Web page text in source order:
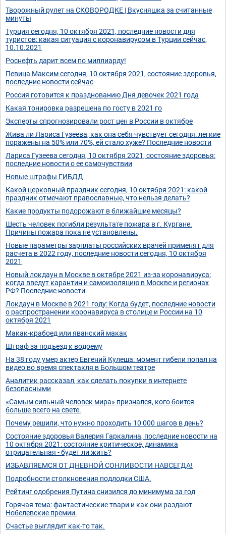
Творожный рулет на СКОВОРОДКЕ | Вкусняшка за считанные
минуты
Турция сегодня, 10 октября 2021, последние новости для
туристов: какая ситуация с коронавирусом в Турции сейчас,
10.10.2021
Роснефть дарит всем по миллиарду!
Певица Максим сегодня, 10 октября 2021, состояние здоровья,
последние новости сейчас
Россия готовится к празднованию Дня девочек 2021 года
Какая тонировка разрешена по госту в 2021 го
Эксперты спрогнозировали рост цен в России в октябре
Жива ли Лариса Гузеева, как она себя чувствует сегодня: легкие
поражены на 50% или 70%, ей стало хуже? Последние новости
Лариса Гузеева сегодня, 10 октября 2021, состояние здоровья:
последние новости о ее самочувствии
Новые штрафы ГИБДД
Какой церковный праздник сегодня, 10 октября 2021: какой
праздник отмечают православные, что нельзя делать?
Какие продукты подорожают в ближайшие месяцы?
Шесть человек погибли результате пожара в г. Кургане.
Причины пожара пока не установлены.
Новые параметры зарплаты российских врачей применят для
расчета в 2022 году, последние новости сегодня, 10 октября
2021
Новый локдаун в Москве в октябре 2021 из-за коронавируса:
когда введут карантин и самоизоляцию в Москве и регионах
РФ? Последние новости
Локдаун в Москве в 2021 году: Когда будет, последние новости
о распространении коронавируса в столице и России на 10
октября 2021
Макак-крабоед или яванский макак
Штраф за подъезд к водоему
На 38 году умер актер Евгений Кулеша: момент гибели попал на
видео во время спектакля в Большом театре
Аналитик рассказал, как сделать покупки в интернете
безопасными
«Самым сильный человек мира» признался, кого боится
больше всего на свете.
Почему решили, что нужно проходить 10 000 шагов в день?
Состояние здоровья Валерия Гаркалина, последние новости на
10 октября 2021: состояние критическое, динамика
отрицательная - будет ли жить?
ИЗБАВЛЯЕМСЯ ОТ ДНЕВНОЙ СОНЛИВОСТИ НАВСЕГДА!
Подробности столкновения подлодки США.
Рейтинг одобрения Путина снизился до минимума за год
Горячая тема: фантастические твари и как они раздают
Нобелевские премии.
Счастье выглядит как-то так.